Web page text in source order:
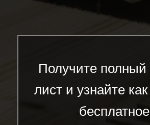
Получите полный
лист и узнайте
бесплатное